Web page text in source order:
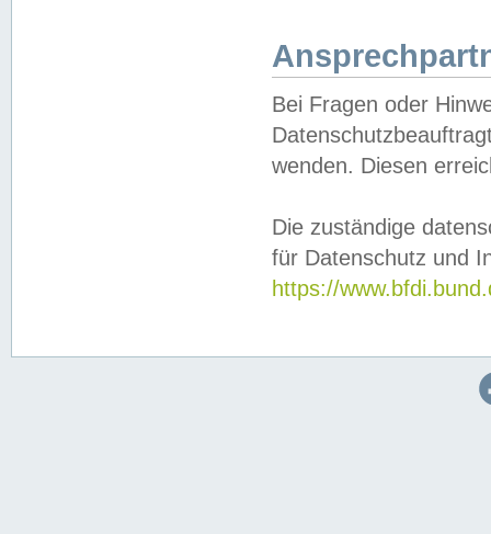
Bei Fragen oder
wenden. Diesen
Die zuständige
für Datenschutz und
https://